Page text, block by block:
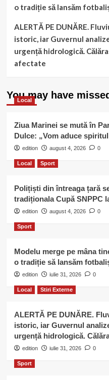
o tradiție să lansăm
ALERTĂ PE DUNĂRE.
istoric, iar Guvernul
urgență hidrologică.
afectate
You may have
Local
Ziua Marinei se mută în
Dulce: „Vom aduce
edition august 4, 2026 0
Local Sport
Polițiști din întreaga țară
tradiționala Cupă SNPPC
edition august 4, 2026 0
Sport
Modelu merge pe mâna
o tradiție să lansăm
edition iulie 31, 2026 0
Local Stiri Externe
ALERTĂ PE DUNĂRE.
istoric, iar Guvernul
urgență hidrologică.
edition iulie 31, 2026 0
Sport